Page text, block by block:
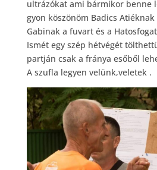
ultrázókat ami bármikor benne
gyon köszönöm Badics Atiéknak
Gabinak a fuvart és a
Ismét egy szép hétvégét
partján csak a fránya esőből
A szufla legyen velünk,veletek .